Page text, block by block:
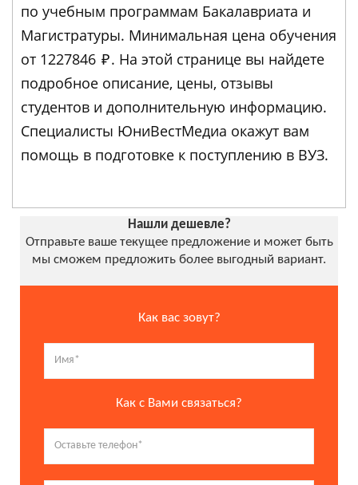
по учебным программам Бакалавриата и
Магистратуры. Минимальная цена обучения
от 1227846 ₽. На этой странице вы найдете
подробное описание, цены, отзывы
студентов и дополнительную информацию.
Специалисты ЮниВестМедиа окажут вам
помощь в подготовке к поступлению в ВУЗ.
Нашли дешевле?
Отправьте ваше текущее предложение и может быть
мы сможем предложить более выгодный вариант.
Как вас зовут?
Как с Вами связаться?